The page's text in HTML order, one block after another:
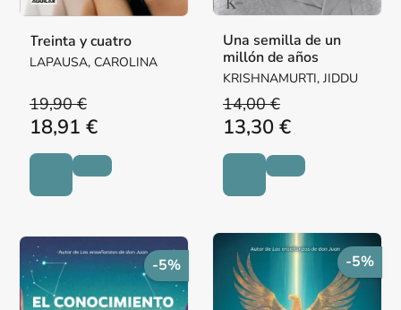
Treinta y cuatro
LAPAUSA, CAROLINA
19,90 €
18,91 €
Una semilla de un
millón de años
KRISHNAMURTI, JIDDU
14,00 €
13,30 €
-5% -5%